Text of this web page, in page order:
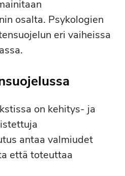
osalta. Psykologien
eri vaiheissa
on kehitys‐ ja
antaa valmiudet
että toteuttaa